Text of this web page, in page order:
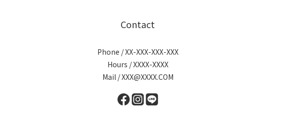
Contact
Phone / XX-XXX-XXX-XXX
Hours / XXXX-XXXX
Mail / XXX@XXXX.COM